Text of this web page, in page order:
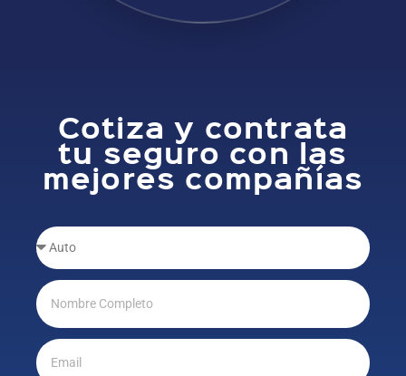
Cotiza y contrata
tu seguro con las
mejores compañías